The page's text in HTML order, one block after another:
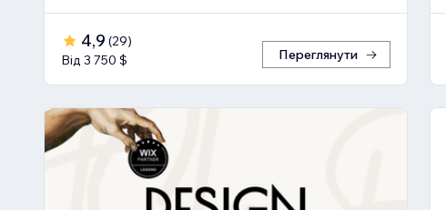
4,9 (29)
Від 3 750 $
Переглянути